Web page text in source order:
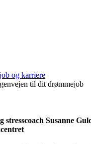
og karriere
til dit drømmejob
stresscoach Susanne